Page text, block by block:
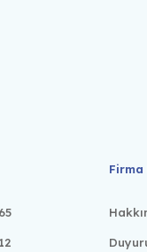
Firma